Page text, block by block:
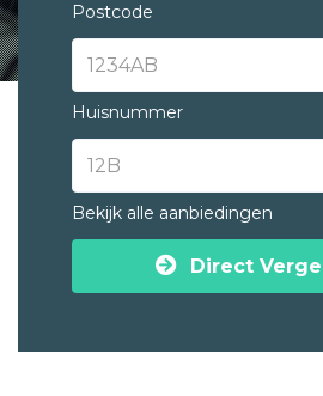
Postcode
Huisnummer
Bekijk alle aanbiedingen
Direct